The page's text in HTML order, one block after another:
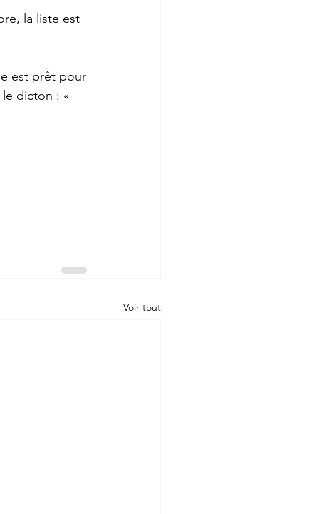
la liste est
est prêt pour
dicton : «
Voir tout